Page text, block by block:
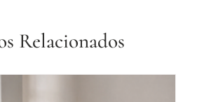
Relacionados